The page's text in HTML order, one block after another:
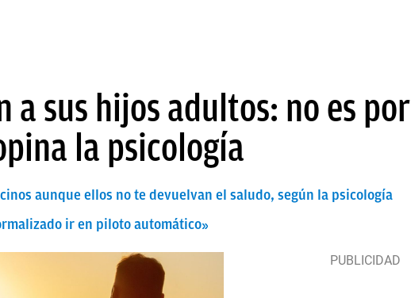
a sus hijos adultos: no es por
la psicología
aunque ellos no te devuelvan el saludo, según la psicología
ir en piloto automático»